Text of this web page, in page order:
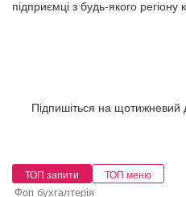
підприємці з будь-якого регіону
Підпишіться на щотижневий
ТОП запити ТОП меню
Фоп бухгалтерія